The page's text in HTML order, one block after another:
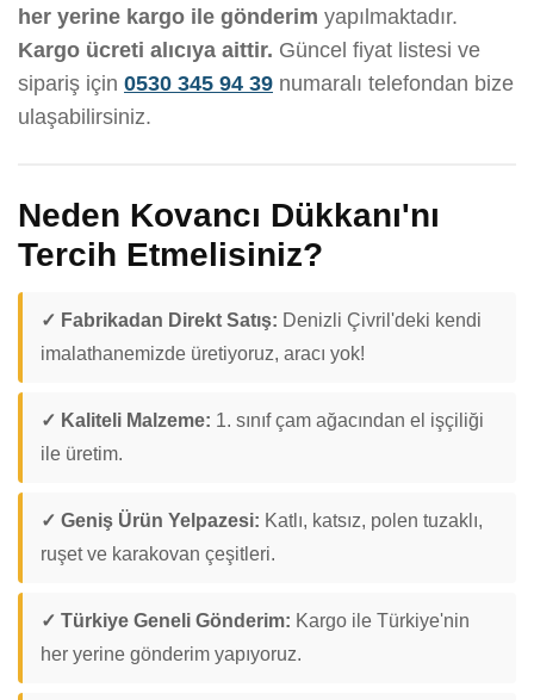
her yerine kargo ile gönderim yapılmaktadır.
Kargo ücreti alıcıya aittir. Güncel fiyat listesi ve
sipariş için 0530 345 94 39 numaralı telefondan bize
ulaşabilirsiniz.
Neden Kovancı Dükkanı'nı
Tercih Etmelisiniz?
✓ Fabrikadan Direkt Satış: Denizli Çivril'deki kendi
imalathanemizde üretiyoruz, aracı yok!
✓ Kaliteli Malzeme: 1. sınıf çam ağacından el işçiliği
ile üretim.
✓ Geniş Ürün Yelpazesi: Katlı, katsız, polen tuzaklı,
ruşet ve karakovan çeşitleri.
✓ Türkiye Geneli Gönderim: Kargo ile Türkiye'nin
her yerine gönderim yapıyoruz.